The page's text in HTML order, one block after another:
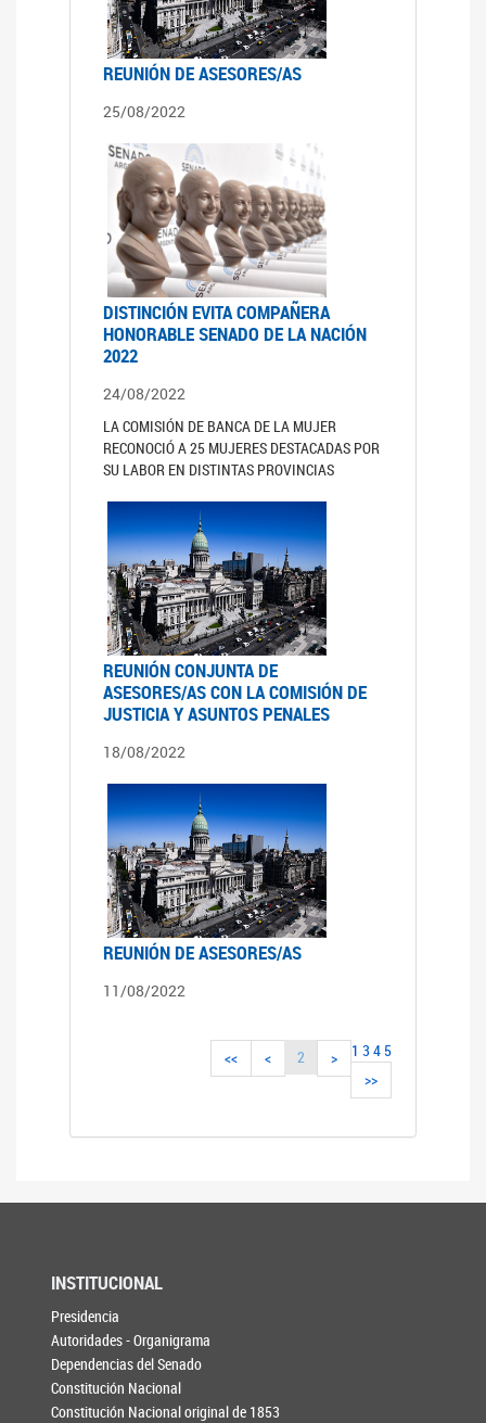
REUNIÓN DE ASESORES/AS
25/08/2022
DISTINCIÓN EVITA COMPAÑERA
HONORABLE SENADO DE LA NACIÓN
2022
24/08/2022
LA COMISIÓN DE BANCA DE LA MUJER
RECONOCIÓ A 25 MUJERES DESTACADAS POR
SU LABOR EN DISTINTAS PROVINCIAS
REUNIÓN CONJUNTA DE
ASESORES/AS CON LA COMISIÓN DE
JUSTICIA Y ASUNTOS PENALES
18/08/2022
REUNIÓN DE ASESORES/AS
11/08/2022
<< < 1
2 3 4 5
>
>>
INSTITUCIONAL
Presidencia
Autoridades - Organigrama
Dependencias del Senado
Constitución Nacional
Constitución Nacional original de 1853